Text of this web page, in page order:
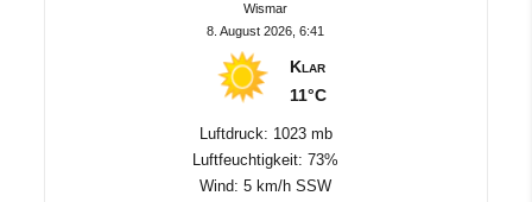
Wismar
8. August 2026, 6:41
Klar
11°C
Luftdruck: 1023 mb
Luftfeuchtigkeit: 73%
Wind: 5 km/h SSW